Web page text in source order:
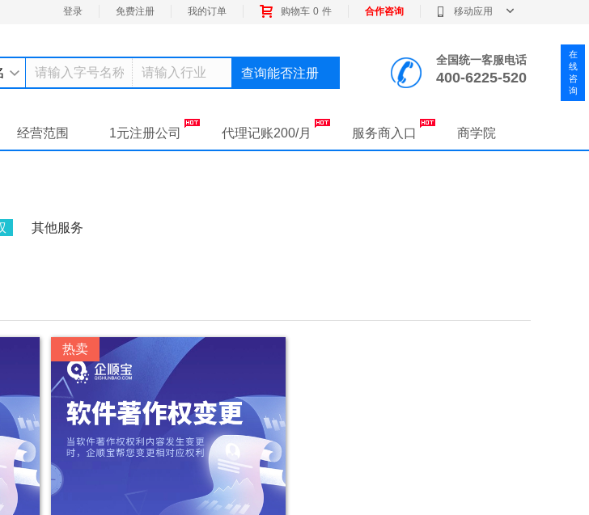
登录 免费注册 我的订单 购物车 0 件 合作咨询 移动应用
查询能否注册
全国统一客服电话
400-6225-520
经营范围 1元注册公司 代理记账200/月 服务商入口 商学院
其他服务
热卖
在
线
咨
询